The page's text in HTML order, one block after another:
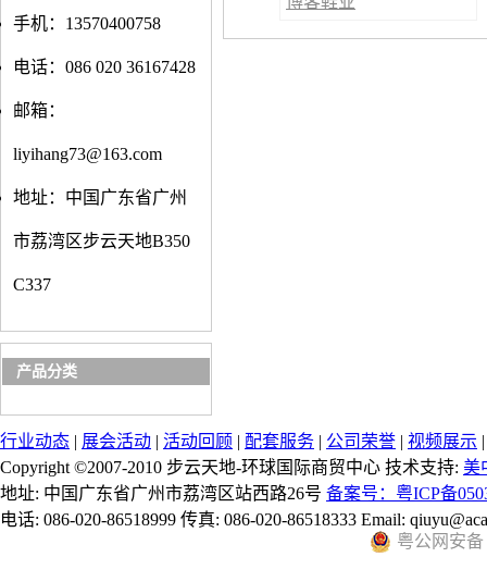
手机：13570400758
电话：086 020 36167428
邮箱：
liyihang73@163.com
地址：中国广东省广州
市荔湾区步云天地B350
C337
产品分类
行业动态 | 展会活动 | 活动回顾 | 配套服务 | 公司荣誉 | 视频展示
Copyright ©2007-2010 步云天地-环球国际商贸中心 技术支持: 美
地址: 中国广东省广州市荔湾区站西路26号 备案号：粤ICP备
电话: 086-020-86518999 传真: 086-020-86518333 Email:
粤公网安备